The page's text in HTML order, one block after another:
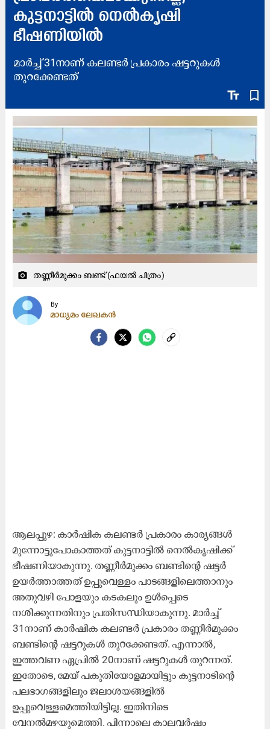
കുട്ടനാട്ടിൽ നെൽകൃഷി
ഭീഷണിയില്‍
text_fields bookmark_border
മാർച്ച് 31നാണ് കലണ്ടർ പ്രകാരം ഷട്ടറുകൾ
തുറക്കേണ്ടത്
camera_alt തണ്ണീര്‍മുക്കം ബണ്ട് (ഫയല്‍ ചിത്രം)
By
മാധ്യമം ലേഖകൻ
ആലപ്പുഴ: കാർഷിക കലണ്ടർ പ്രകാരം കാര്യങ്ങൾ
മുന്നോട്ടുപോകാത്തത് കുട്ടനാട്ടിൽ നെൽകൃഷിക്ക്
ഭീഷണിയാകുന്നു. തണ്ണീർമുക്കം ബണ്ടിന്റെ ഷട്ടർ
ഉയർത്താത്തത് ഉപ്പുവെള്ളം പാടങ്ങളിലെത്താനും
അതുവഴി പോളയും കടകലും ഉൾപ്പെടെ
നശിക്കുന്നതിനും പ്രതിസന്ധിയാകുന്നു. മാർച്ച്
31നാണ് കാർഷിക കലണ്ടർ പ്രകാരം തണ്ണീർമുക്കം
ബണ്ടിന്റെ ഷട്ടറുകൾ തുറക്കേണ്ടത്. എന്നാൽ,
ഇത്തവണ ഏപ്രിൽ 20നാണ് ഷട്ടറുകൾ തുറന്നത്.
ഇതോടെ, മേയ് പകുതിയോളമായിട്ടും കുട്ടനാടിന്റെ
പലഭാഗങ്ങളിലും ജലാശയങ്ങളിൽ
ഉപ്പുവെള്ളമെത്തിയിട്ടില്ല. ഇതിനിടെ
വേനൽമഴയുമെത്തി. പിന്നാലെ കാലവർഷം